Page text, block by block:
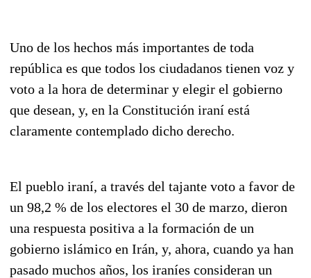
Uno de los hechos más importantes de toda
república es que todos los ciudadanos tienen voz y
voto a la hora de determinar y elegir el gobierno
que desean, y, en la Constitución iraní está
claramente contemplado dicho derecho.
El pueblo iraní, a través del tajante voto a favor de
un 98,2 % de los electores el 30 de marzo, dieron
una respuesta positiva a la formación de un
gobierno islámico en Irán, y, ahora, cuando ya han
pasado muchos años, los iraníes consideran un